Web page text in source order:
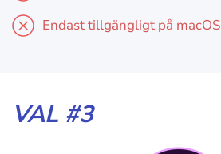
Endast tillgängligt på macOS
VAL #3